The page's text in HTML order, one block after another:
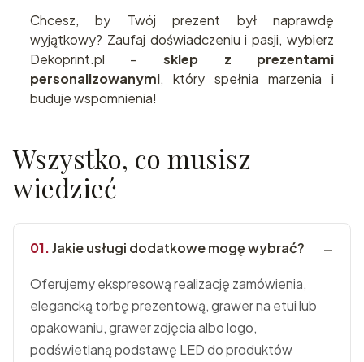
Chcesz, by Twój prezent był naprawdę
wyjątkowy? Zaufaj doświadczeniu i pasji, wybierz
Dekoprint.pl – sklep z prezentami
personalizowanymi, który spełnia marzenia i
buduje wspomnienia!
Wszystko, co musisz
wiedzieć
Jakie usługi dodatkowe mogę wybrać?
Oferujemy ekspresową realizację zamówienia,
elegancką torbę prezentową, grawer na etui lub
opakowaniu, grawer zdjęcia albo logo,
podświetlaną podstawę LED do produktów